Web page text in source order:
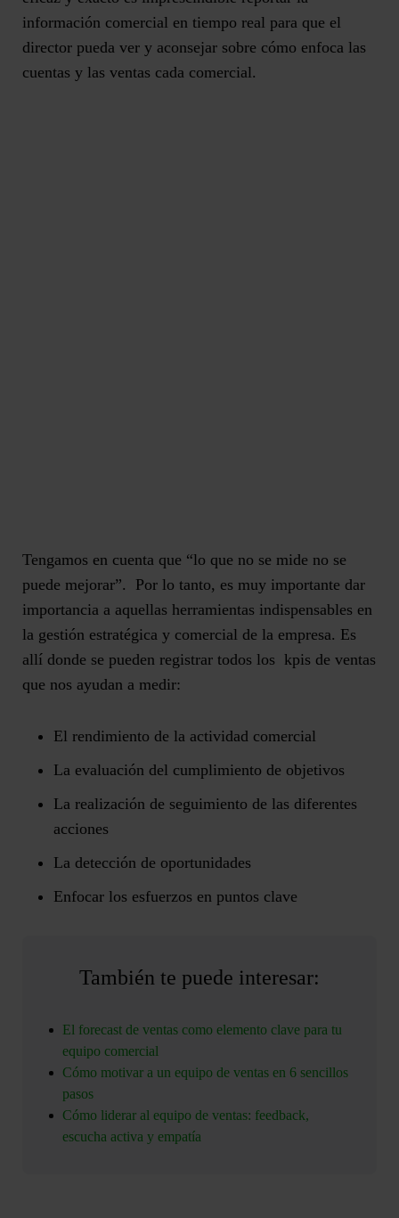
información comercial en tiempo real para que el
director pueda ver y aconsejar sobre cómo enfoca las
cuentas y las ventas cada comercial.
Tengamos en cuenta que “lo que no se mide no se
puede mejorar”. Por lo tanto, es muy importante dar
importancia a aquellas herramientas indispensables en
la gestión estratégica y comercial de la empresa. Es
allí donde se pueden registrar todos los kpis de ventas
que nos ayudan a medir:
El rendimiento de la actividad comercial
La evaluación del cumplimiento de objetivos
La realización de seguimiento de las diferentes
acciones
La detección de oportunidades
Enfocar los esfuerzos en puntos clave
También te puede interesar:
El forecast de ventas como elemento clave para tu
equipo comercial
Cómo motivar a un equipo de ventas en 6 sencillos
pasos
Cómo liderar al equipo de ventas: feedback,
escucha activa y empatía